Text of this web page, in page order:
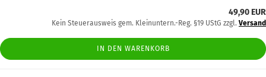
49,90 EUR
Kein Steuerausweis gem. Kleinuntern.-Reg. §19 UStG zzgl. Versand
IN DEN WARENKORB